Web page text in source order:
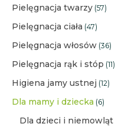
Pielęgnacja twarzy (57)
Pielęgnacja ciała (47)
Pielęgnacja włosów (36)
Pielęgnacja rąk i stóp (11)
Higiena jamy ustnej (12)
Dla mamy i dziecka (6)
Dla dzieci i niemowląt